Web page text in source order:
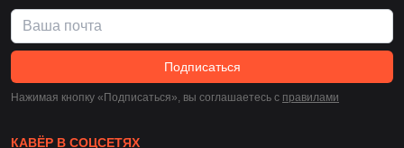
Подписаться
Нажимая кнопку «Подписаться», вы соглашаетесь c правилами
КАВЁР В СОЦСЕТЯХ